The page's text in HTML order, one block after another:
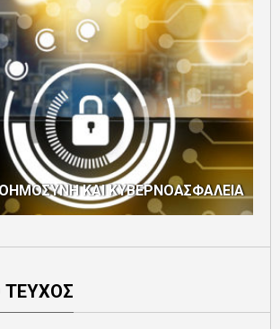
ΚΑΙ ΚΥΒΕΡΝΟΑΣΦΑΛΕΙΑ
ΤΕΥΧΟΣ